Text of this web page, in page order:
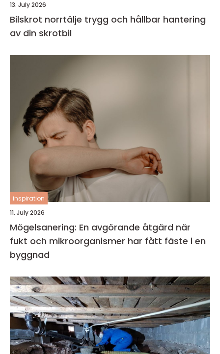
13. July 2026
Bilskrot norrtälje trygg och hållbar hantering
av din skrotbil
inspiration
11. July 2026
Mögelsanering: En avgörande åtgärd när
fukt och mikroorganismer har fått fäste i en
byggnad